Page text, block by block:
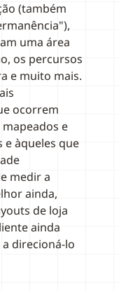
(também
uma área
os percursos
e muito mais.
ocorrem
e
e àqueles que
medir a
ainda,
de loja
ainda
direcioná-lo